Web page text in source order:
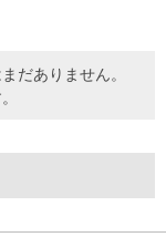
だありません。